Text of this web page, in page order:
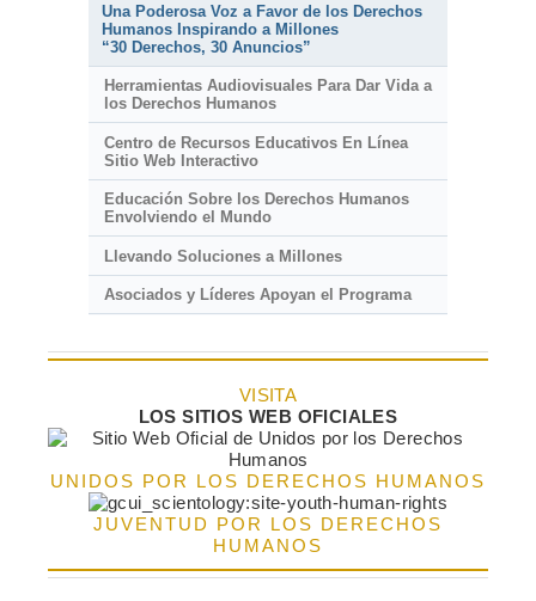
Una Poderosa Voz a Favor de los Derechos
Humanos Inspirando a Millones
“30 Derechos, 30 Anuncios”
Herramientas Audiovisuales Para Dar Vida a
los Derechos Humanos
Centro de Recursos Educativos En Línea
Sitio Web Interactivo
Educación Sobre los Derechos Humanos
Envolviendo el Mundo
Llevando Soluciones a Millones
Asociados y Líderes Apoyan el Programa
VISITA
LOS SITIOS WEB OFICIALES
UNIDOS POR LOS DERECHOS HUMANOS
JUVENTUD POR LOS DERECHOS
HUMANOS